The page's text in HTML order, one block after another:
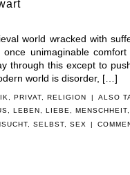
world wracked with
unimaginable
through this except to
world is disorder, […]
,PRIVAT ,RELIGION | ALSO
LEBEN LIEBE MENSCHHEIT,
, SELBST, SEX |